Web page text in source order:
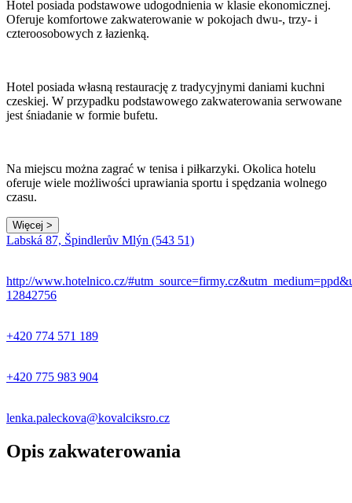
Hotel posiada podstawowe udogodnienia w klasie ekonomicznej.
Oferuje komfortowe zakwaterowanie w pokojach dwu-, trzy- i
czteroosobowych z łazienką.
Hotel posiada własną restaurację z tradycyjnymi daniami kuchni
czeskiej. W przypadku podstawowego zakwaterowania serwowane
jest śniadanie w formie bufetu.
Na miejscu można zagrać w tenisa i piłkarzyki. Okolica hotelu
oferuje wiele możliwości uprawiania sportu i spędzania wolnego
czasu.
Więcej >
Labská 87, Špindlerův Mlýn (543 51)
http://www.hotelnico.cz/
12842756
+420 774 571 189
+420 775 983 904
lenka.paleckova@kovalciksro.cz
Opis zakwaterowania